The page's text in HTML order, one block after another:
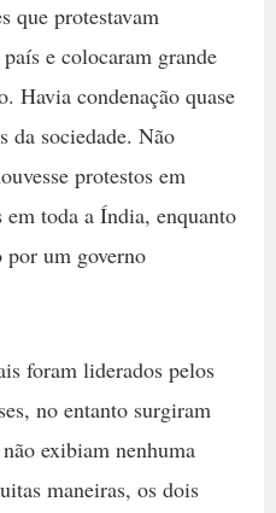
que protestavam
e colocaram grande
Havia condenação quase
da sociedade. Não
protestos em
em toda a Índia, enquanto
por um governo
foram liderados pelos
no entanto surgiram
exibiam nenhuma
maneiras, os dois